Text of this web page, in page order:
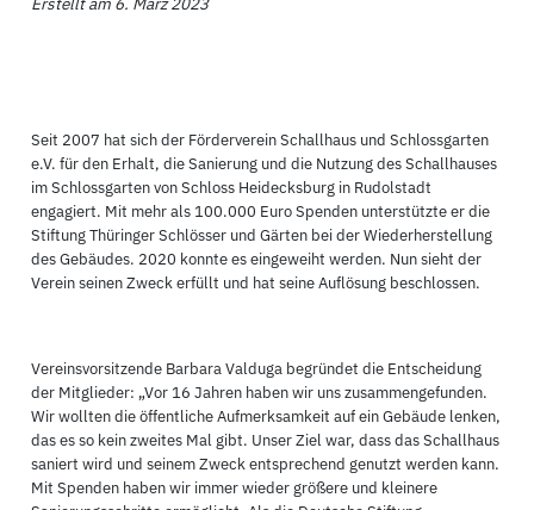
Seit 2007 hat sich der Förderverein Schallhaus und Schlossgarten
e.V. für den Erhalt, die Sanierung und die Nutzung des Schallhauses
im Schlossgarten von Schloss Heidecksburg in Rudolstadt
engagiert. Mit mehr als 100.000 Euro Spenden unterstützte er die
Stiftung Thüringer Schlösser und Gärten bei der Wiederherstellung
des Gebäudes. 2020 konnte es eingeweiht werden. Nun sieht der
Verein seinen Zweck erfüllt und hat seine Auflösung beschlossen.
Vereinsvorsitzende Barbara Valduga begründet die Entscheidung
der Mitglieder: „Vor 16 Jahren haben wir uns zusammengefunden.
Wir wollten die öffentliche Aufmerksamkeit auf ein Gebäude lenken,
das es so kein zweites Mal gibt. Unser Ziel war, dass das Schallhaus
saniert wird und seinem Zweck entsprechend genutzt werden kann.
Mit Spenden haben wir immer wieder größere und kleinere